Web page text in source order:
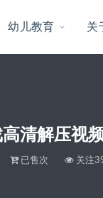
幼儿教育 关
清解压视
已售次 关注